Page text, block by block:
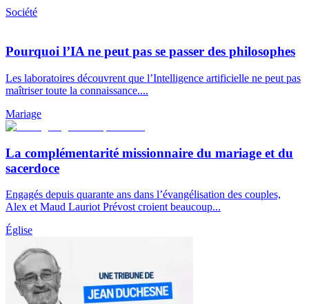
Société
Pourquoi l’IA ne peut pas se passer des philosophes
Les laboratoires découvrent que l’Intelligence artificielle ne peut pas
maîtriser toute la connaissance....
Mariage
La complémentarité missionnaire du mariage et du
sacerdoce
Engagés depuis quarante ans dans l’évangélisation des couples,
Alex et Maud Lauriot Prévost croient beaucoup...
Église